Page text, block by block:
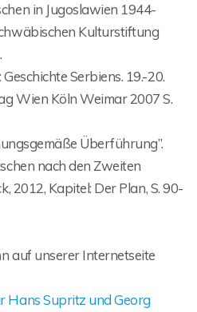
in Jugoslawien 1944-
Kulturstiftung
Serbiens. 19.-20.
Wien Köln Weimar 2007 S.
Überführung”.
nach den Zweiten
2012, Kapitel: Der Plan, S. 90-
auf unserer Internetseite
Hans Supritz und Georg